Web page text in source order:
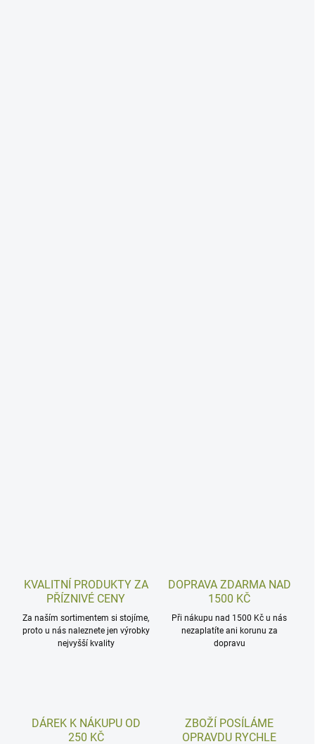
KVALITNÍ PRODUKTY ZA
PŘÍZNIVÉ CENY
Za naším sortimentem si stojíme,
proto u nás naleznete jen výrobky
nejvyšší kvality
DOPRAVA ZDARMA NAD
1500 KČ
Při nákupu nad 1500 Kč u nás
nezaplatíte ani korunu za
dopravu
DÁREK K NÁKUPU OD
250 KČ
ZBOŽÍ POSÍLÁME
OPRAVDU RYCHLE